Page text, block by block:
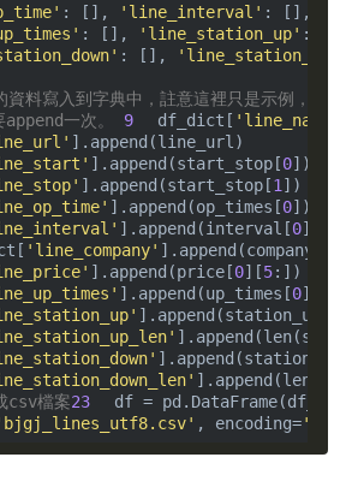
: [], 'line_interval' : [],
: [], 'line_station_up' :
: [],
資料寫入到字典中，註意這裡只是示例，實
一次。
9 df_dict[ 'line_name'
].append(start_stop[0
].append(start_stop[1
].append(op_times[0
].append(interval[0][
'line_company' ].append(company[
].append(price[0][5
].append(up_times[0][
csv檔案23
, encoding=